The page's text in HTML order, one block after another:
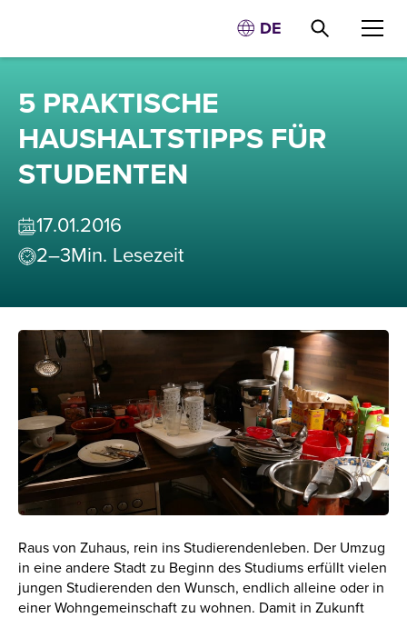
DE
5 PRAKTISCHE
HAUSHALTSTIPPS FÜR
STUDENTEN
17.01.2016
2–3Min. Lesezeit
Raus von Zuhaus, rein ins Studierendenleben. Der Umzug
in eine andere Stadt zu Beginn des Studiums erfüllt vielen
jungen Studierenden den Wunsch, endlich alleine oder in
einer Wohngemeinschaft zu wohnen. Damit in Zukunft